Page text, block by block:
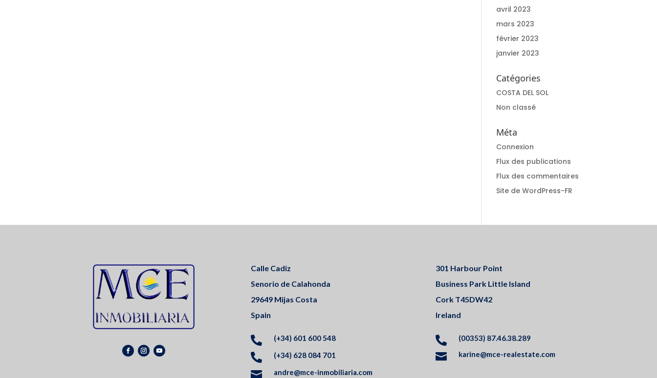
avril 2023
mars 2023
février 2023
janvier 2023
Catégories
COSTA DEL SOL
Non classé
Méta
Connexion
Flux des publications
Flux des commentaires
Site de WordPress-FR
Calle Cadiz
Senorio de Calahonda
29649 Mijas Costa
Spain
 (+34) 601 600 548
 (+34) 628 084 701
 andre@mce-inmobiliaria.com
301 Harbour Point
Business Park Little Island
Cork T45DW42
Ireland
 (00353) 87.46.38.289
 karine@mce-realestate.com